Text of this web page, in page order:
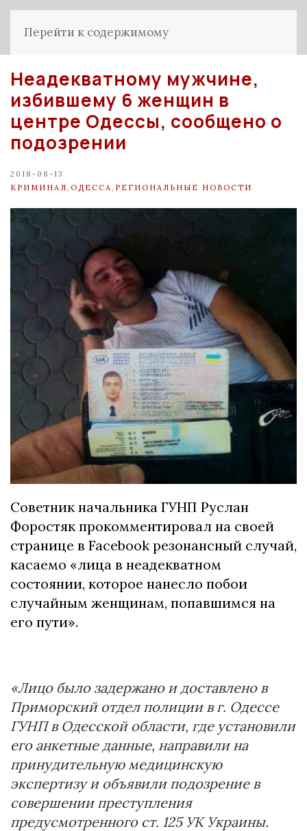
Перейти к содержимому
Неадекватному мужчине,
избившему 6 женщин в
центре Одессы, сообщено о
подозрении
2018-08-13
КРИМИНАЛ ОДЕССА РЕГИОНАЛЬНЫЕ НОВОСТИ
Советник начальника ГУНП Руслан
Форостяк прокомментировал на своей
странице в Facebook резонансный случай,
касаемо «лица в неадекватном
состоянии, которое нанесло побои
случайным женщинам, попавшимся на
его пути».
«Лицо было задержано и доставлено в
Приморский отдел полиции в г. Одессе
ГУНП в Одесской области, где установили
его анкетные данные, направили на
принудительную медицинскую
экспертизу и объявили подозрение в
совершении преступления
предусмотренного ст. 125 УК Украины.